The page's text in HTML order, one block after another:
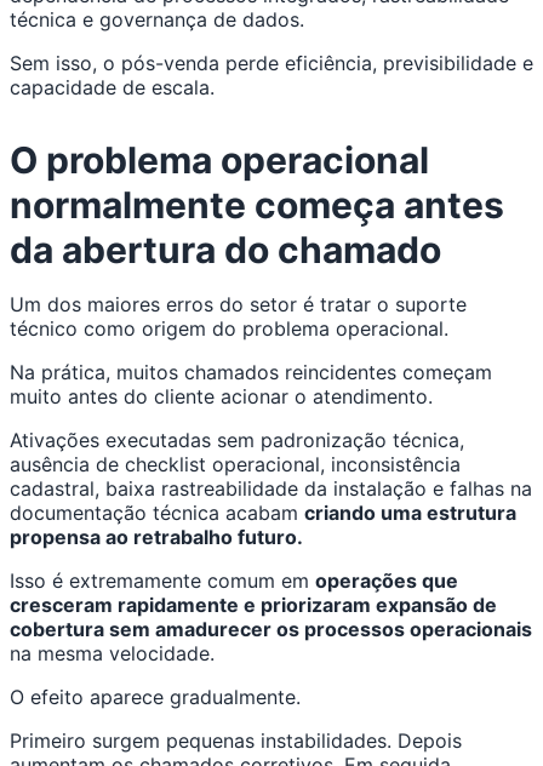
técnica e governança de dados.
Sem isso, o pós-venda perde eficiência, previsibilidade e
capacidade de escala.
O problema operacional
normalmente começa antes
da abertura do chamado
Um dos maiores erros do setor é tratar o suporte
técnico como origem do problema operacional.
Na prática, muitos chamados reincidentes começam
muito antes do cliente acionar o atendimento.
Ativações executadas sem padronização técnica,
ausência de checklist operacional, inconsistência
cadastral, baixa rastreabilidade da instalação e falhas na
documentação técnica acabam criando uma estrutura
propensa ao retrabalho futuro.
Isso é extremamente comum em operações que
cresceram rapidamente e priorizaram expansão de
cobertura sem amadurecer os processos operacionais
na mesma velocidade.
O efeito aparece gradualmente.
Primeiro surgem pequenas instabilidades. Depois